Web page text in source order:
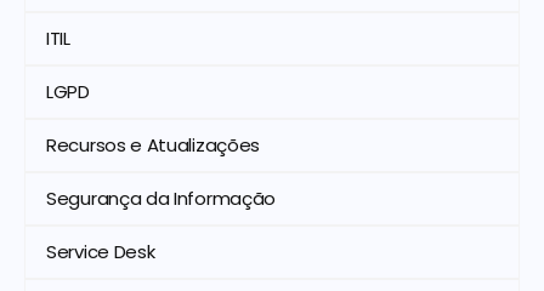
ITIL
LGPD
Recursos e Atualizações
Segurança da Informação
Service Desk